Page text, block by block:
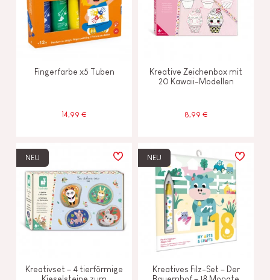
Fingerfarbe x5 Tuben
14,99 €
Kreative Zeichenbox mit
20 Kawaii-Modellen
8,99 €
NEU
Kreativset – 4 tierförmige
NEU
Kreatives Filz-Set – Der